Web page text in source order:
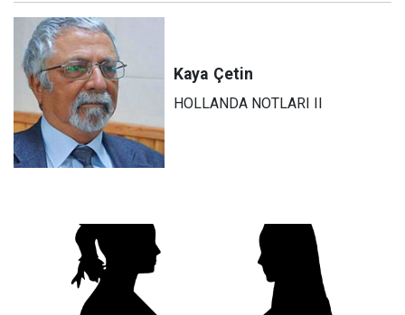
Kaya Çetin
HOLLANDA NOTLARI II